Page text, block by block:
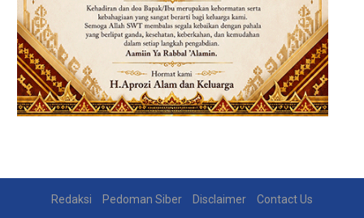
Redaksi Pedoman Siber Disclaimer Contact Us